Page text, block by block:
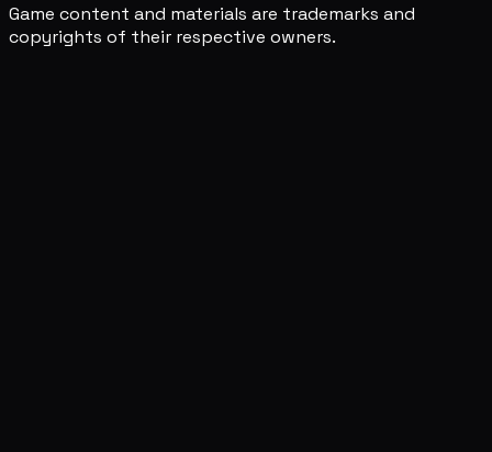
Game content and materials are trademarks and
copyrights of their respective owners.